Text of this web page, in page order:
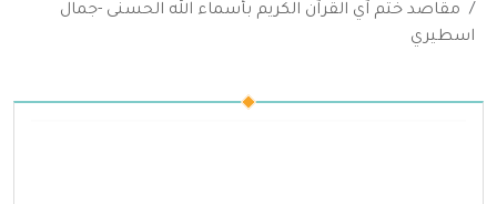
مقاصد ختم آي القرآن الكريم بأسماء الله الحسنى -جمال
اسطيري